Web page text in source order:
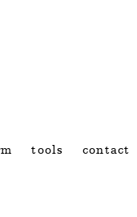
tools contact